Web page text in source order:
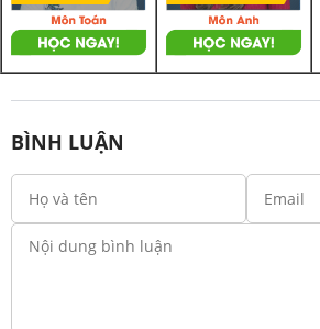
BÌNH LUẬN